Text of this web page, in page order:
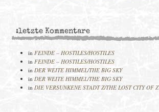
:letzte Kommentare
in FEINDE – HOSTILES/HOSTILES
in FEINDE – HOSTILES/HOSTILES
in DER WEITE HIMMEL/THE BIG SKY
in DER WEITE HIMMEL/THE BIG SKY
in DIE VERSUNKENE STADT Z/THE LOST CITY OF Z